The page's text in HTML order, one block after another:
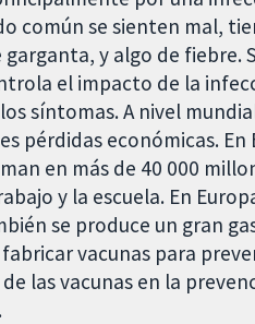
común se sienten mal,
y algo de fiebre.
el impacto de la
síntomas. A nivel
pérdidas económicas. En
en más de 40 000
y la escuela. En
se produce un gran
vacunas para
las vacunas en la